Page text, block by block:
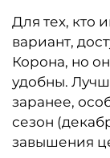
Для тех, кто
вариант,
Корона, но
удобны.
заранее,
сезон
завышения